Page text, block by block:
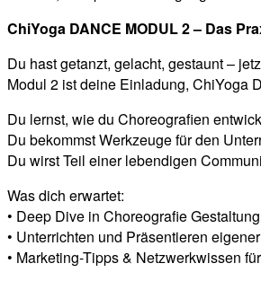
ChiYoga DANCE MODUL 2 – Das
Du hast getanzt, gelacht, gestaunt –
Modul 2 ist deine Einladung, ChiYoga
Du lernst, wie du Choreografien
Du bekommst Werkzeuge für den
Du wirst Teil einer lebendigen
Was dich erwartet:
• Deep Dive in Choreografie
• Unterrichten und Präsentieren
• Marketing-Tipps & Netzwerkwissen